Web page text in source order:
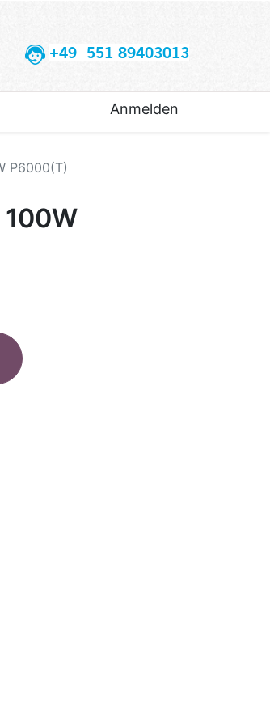
+49 551 89403013
Anmelden
P6000(T)
100W